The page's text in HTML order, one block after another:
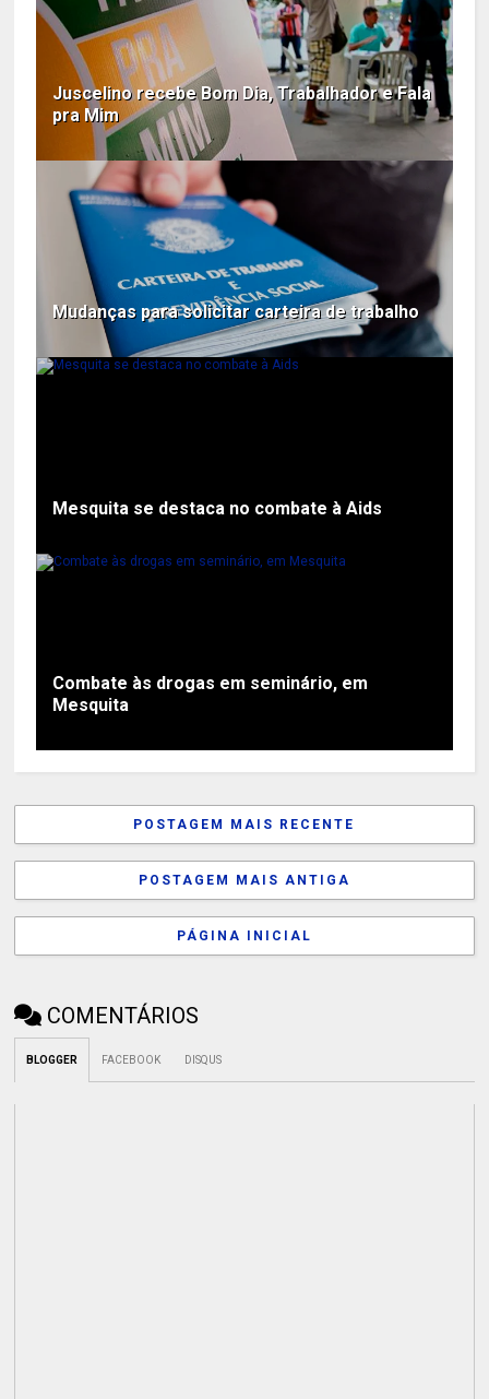
Juscelino recebe Bom Dia, Trabalhador e Fala
pra Mim
Mudanças para solicitar carteira de trabalho
Mesquita se destaca no combate à Aids
Combate às drogas em seminário, em
Mesquita
POSTAGEM MAIS RECENTE
POSTAGEM MAIS ANTIGA
PÁGINA INICIAL
COMENTÁRIOS
BLOGGER FACEBOOK DISQUS